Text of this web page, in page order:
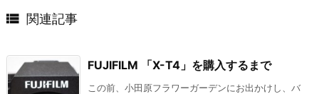
 関連記事
FUJIFILM 「X-T4」を購入するまで
この前、小田原フラワーガーデンにお出かけし、バ